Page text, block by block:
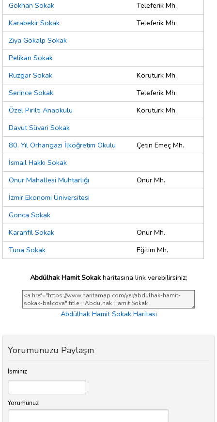
Gökhan Sokak
Teleferik Mh.
Karabekir Sokak
Teleferik Mh.
Ziya Gökalp Sokak
Pelikan Sokak
Rüzgar Sokak
Korutürk Mh.
Serince Sokak
Teleferik Mh.
Özel Pırıltı Anaokulu
Korutürk Mh.
Davut Süvari Sokak
80. Yıl Orhangazi İlköğretim Okulu
Çetin Emeç Mh.
İsmail Hakkı Sokak
Onur Mahallesi Muhtarlığı
Onur Mh.
İzmir Ekonomi Üniversitesi
Gonca Sokak
Karanfil Sokak
Onur Mh.
Tuna Sokak
Eğitim Mh.
Abdülhak Hamit Sokakharitasına link verebilirsiniz;
Abdülhak Hamit Sokak Haritası
Yorumunuzu Paylaşın
İsminiz
Yorumunuz